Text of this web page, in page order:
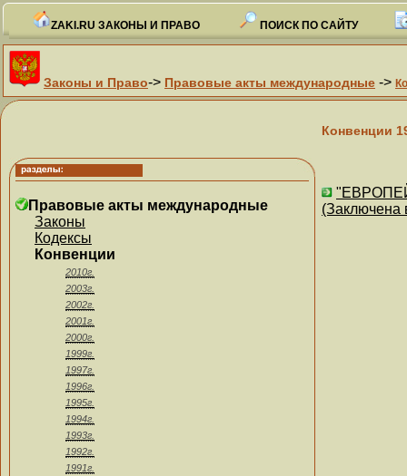
ZAKI.RU ЗАКОНЫ И ПРАВО ПОИСК ПО САЙТУ
Законы и Право-> Правовые акты международные ->
Правовые акты международные
Законы
Кодексы
Конвенции
2010г.
2003г.
2002г.
2001г.
2000г.
1999г.
1997г.
1996г.
1995г.
1994г.
1993г.
1992г.
1991г.
Конвенции
(Заключена